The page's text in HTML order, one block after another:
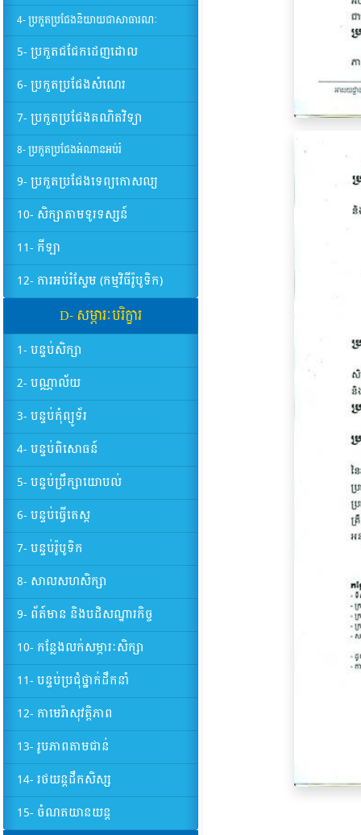
4- ប្រកួតប្រជែងនិយាយជាសាធារណៈ
5- ប្រកួតជជែកដេញដោល
6- ប្រកួតប្រជែងសំណេរ
7- ប្រកួតប្រជែងគណិតវិទ្យា
8- ប្រកួតប្រជែងអំណានអប់រំ
9- ប្រកួតប្រជែងទេព្យកោសល្យ
10- សិក្សាតាមទូរទស្សន៍
11- កីឡា
12- ការអប់រំស្ទែម (កម្មវិធីរ៉ូបូទិក)
D- សម្ភារៈបរិក្ខារ
1- បន្ទប់សិក្សា
2- បណ្ណាល័យ
3- បន្ទប់កុំព្យូទ័រ
4- បន្ទប់ពិសោធន៍
5- បន្ទប់ប្រឹក្សាយោបល់
6- បន្ទប់ធ្វើតេស្ត
7- បន្ទប់រ៉ូបូទិក
8- សាលសហសិក្សា
9- ព័ត៍មាន និងបដិសណ្ឋារកិច្ច
10- កន្លែងលក់សម្ភារៈសិក្សា
11- បន្ទប់ប្រជុំថ្នាក់ដឹកនាំ
12- កាមេរ៉ាសុវត្តិភាព
13- រូបភាពតាមជាន់
14- រថយន្តដឹកសិស្ស
15- ចំណតយានយន្ត